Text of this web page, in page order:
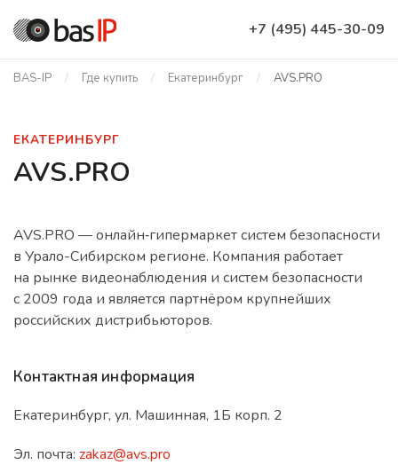
+7 (495) 445-30-09
BAS-IP Где купить Екатеринбург AVS.PRO
ЕКАТЕРИНБУРГ
AVS.PRO
AVS.PRO — онлайн‑гипермаркет систем безопасности
в Урало-Сибирском регионе. Компания работает
на рынке видеонаблюдения и систем безопасности
с 2009 года и является партнёром крупнейших
российских дистрибьюторов.
Контактная информация
Екатеринбург, ул. Машинная, 1Б корп. 2
Эл. почта: zakaz@avs.pro